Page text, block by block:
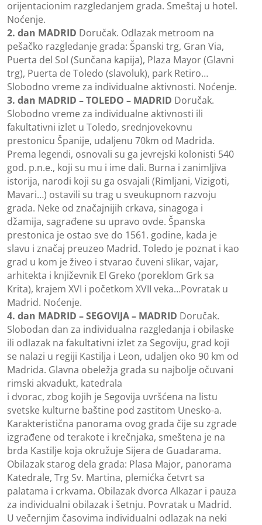
orijentacionim razgledanjem grada. Smeštaj u hotel.
Noćenje.
2. dan MADRID Doručak. Odlazak metroom na
pešačko razgledanje grada: Španski trg, Gran Via,
Puerta del Sol (Sunčana kapija), Plaza Mayor (Glavni
trg), Puerta de Toledo (slavoluk), park Retiro…
Slobodno vreme za individualne aktivnosti. Noćenje.
3. dan MADRID – TOLEDO – MADRID Doručak.
Slobodno vreme za individualne aktivnosti ili
fakultativni izlet u Toledo, srednjovekovnu
prestonicu Španije, udaljenu 70km od Madrida.
Prema legendi, osnovali su ga jevrejski kolonisti 540
god. p.n.e., koji su mu i ime dali. Burna i zanimljiva
istorija, narodi koji su ga osvajali (Rimljani, Vizigoti,
Mavari…) ostavili su trag u sveukupnom razvoju
grada. Neke od značajnijih crkava, sinagoga i
džamija, sagrađene su upravo ovde. Španska
prestonica je ostao sve do 1561. godine, kada je
slavu i značaj preuzeo Madrid. Toledo je poznat i kao
grad u kom je živeo i stvarao čuveni slikar, vajar,
arhitekta i književnik El Greko (poreklom Grk sa
Krita), krajem XVI i početkom XVII veka…Povratak u
Madrid. Noćenje.
4. dan MADRID – SEGOVIJA – MADRID Doručak.
Slobodan dan za individualna razgledanja i obilaske
ili odlazak na fakultativni izlet za Segoviju, grad koji
se nalazi u regiji Kastilja i Leon, udaljen oko 90 km od
Madrida. Glavna obeležja grada su najbolje očuvani
rimski akvadukt, katedrala
i dvorac, zbog kojih je Segovija uvršćena na listu
svetske kulturne baštine pod zastitom Unesko-a.
Karakteristična panorama ovog grada čije su zgrade
izgrađene od terakote i krečnjaka, smeštena je na
brda Kastilje koja okružuje Sijera de Guadarama.
Obilazak starog dela grada: Plasa Major, panorama
Katedrale, Trg Sv. Martina, plemićka četvrt sa
palatama i crkvama. Obilazak dvorca Alkazar i pauza
za individualni obilazak i šetnju. Povratak u Madrid.
U večernjim časovima individualni odlazak na neki